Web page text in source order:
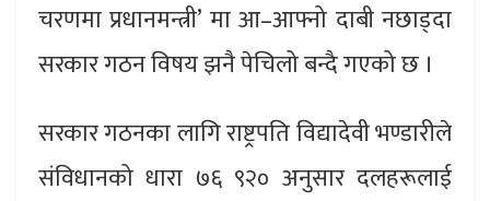
चरणमा प्रधानमन्त्री’ मा आ–आफ्नो दाबी नछाड्दा
सरकार गठन विषय झनै पेचिलो बन्दै गएको छ ।
सरकार गठनका लागि राष्ट्रपति विद्यादेवी भण्डारीले
संविधानको धारा ७६ ९२० अनुसार दलहरूलाई